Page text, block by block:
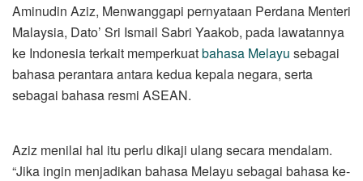
Aminudin Aziz, Menwanggapi pernyataan Perdana Menteri
Malaysia, Dato’ Sri Ismail Sabri Yaakob, pada lawatannya
ke Indonesia terkait memperkuatbahasa Melayu sebagai
bahasa perantara antara kedua kepala negara, serta
sebagai bahasa resmi ASEAN.
Aziz menilai hal itu perlu dikaji ulang secara mendalam.
“Jika ingin menjadikan bahasa Melayu sebagai bahasa ke-